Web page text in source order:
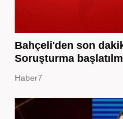
Bahçeli'den son
Soruşturma
Haber7